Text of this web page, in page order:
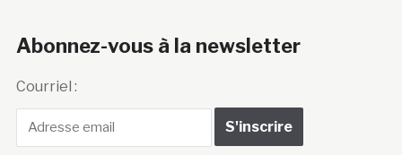
Abonnez-vous à la newsletter
Courriel :